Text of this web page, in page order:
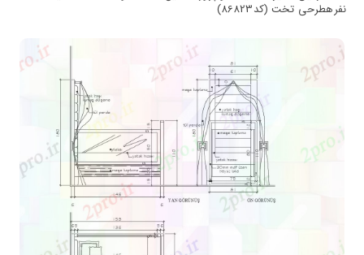
نفرهطرحی تخت (کد86823)